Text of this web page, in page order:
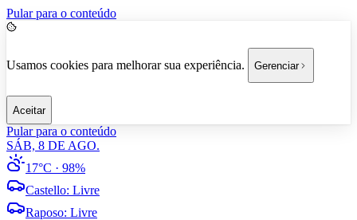
Pular para o conteúdo
Usamos cookies para melhorar sua experiência. Gerenciar
Aceitar
Pular para o conteúdo
SÁB, 8 DE AGO.
17°C · 98%
Castello: Livre
Raposo: Livre